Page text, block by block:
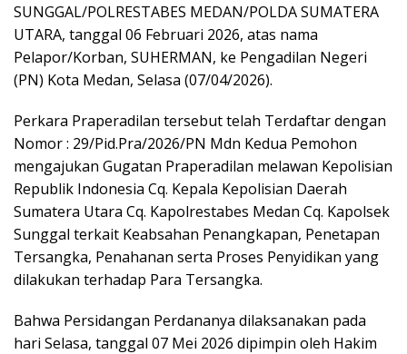
SUNGGAL/POLRESTABES MEDAN/POLDA SUMATERA
UTARA, tanggal 06 Februari 2026, atas nama
Pelapor/Korban, SUHERMAN, ke Pengadilan Negeri
(PN) Kota Medan, Selasa (07/04/2026).
Perkara Praperadilan tersebut telah Terdaftar dengan
Nomor : 29/Pid.Pra/2026/PN Mdn Kedua Pemohon
mengajukan Gugatan Praperadilan melawan Kepolisian
Republik Indonesia Cq. Kepala Kepolisian Daerah
Sumatera Utara Cq. Kapolrestabes Medan Cq. Kapolsek
Sunggal terkait Keabsahan Penangkapan, Penetapan
Tersangka, Penahanan serta Proses Penyidikan yang
dilakukan terhadap Para Tersangka.
Bahwa Persidangan Perdananya dilaksanakan pada
hari Selasa, tanggal 07 Mei 2026 dipimpin oleh Hakim